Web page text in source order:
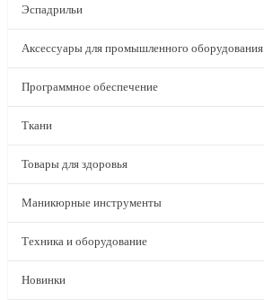
Эспадрильи
Аксессуары для промышленного оборудования
Программное обеспечение
Ткани
Товары для здоровья
Маникюрные инструменты
Техника и оборудование
Новинки